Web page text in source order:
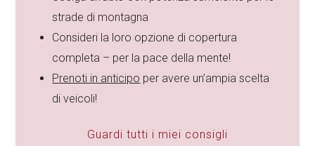
strade di montagna
Consideri la loro opzione di copertura
completa – per la pace della mente!
Prenoti in anticipo per avere un’ampia scelta
di veicoli!
Guardi tutti i miei consigli